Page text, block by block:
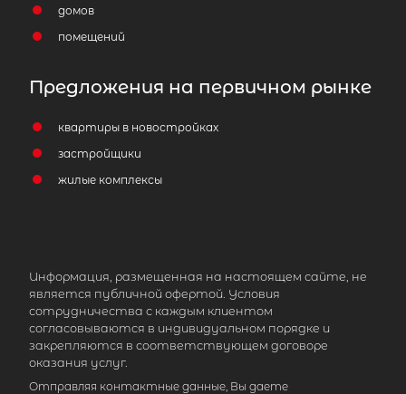
домов
помещений
Предложения на первичном рынке
квартиры в новостройках
застройщики
жилые комплексы
Информация, размещенная на настоящем сайте, не
является публичной офертой. Условия
сотрудничества с каждым клиентом
согласовываются в индивидуальном порядке и
закрепляются в соответствующем договоре
оказания услуг.
Отправляя контактные данные, Вы даете